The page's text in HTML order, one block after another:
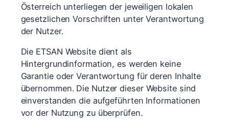
Österreich unterliegen der jeweiligen lokalen
gesetzlichen Vorschriften unter Verantwortung
der Nutzer.
Die ETSAN Website dient als
Hintergrundinformation, es werden keine
Garantie oder Verantwortung für deren Inhalte
übernommen. Die Nutzer dieser Website sind
einverstanden die aufgeführten Informationen
vor der Nutzung zu überprüfen.